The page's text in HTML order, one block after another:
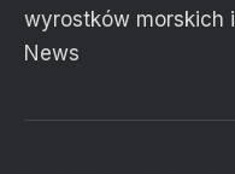
wyrostków morskich
News